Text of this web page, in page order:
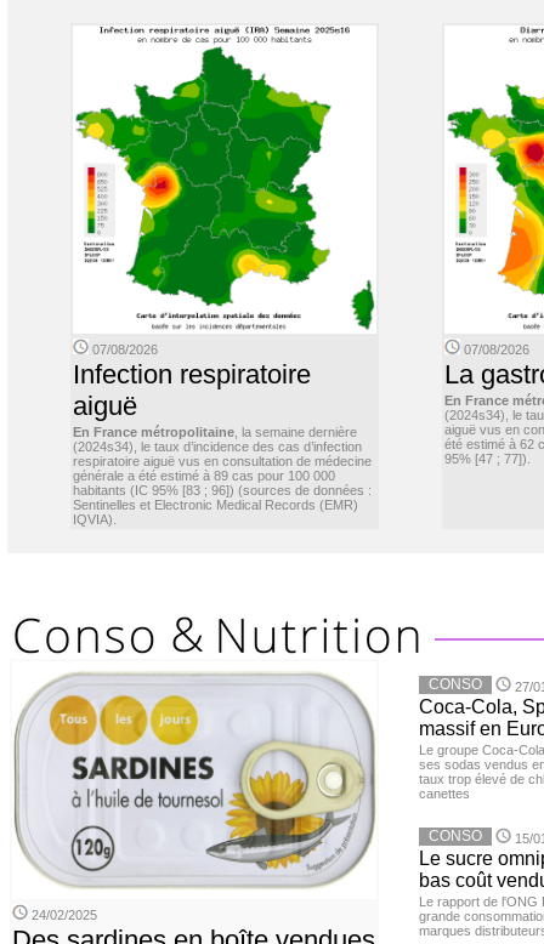
07/08/2026
Infection respiratoire
aiguë
En France métropolitaine , la semaine dernière
(2024s34), le taux d’incidence des cas d’infection
respiratoire aiguë vus en consultation de médecine
générale a été estimé à 89 cas pour 100 000
habitants (IC 95% [83 ; 96]) (sources de données :
Sentinelles et Electronic Medical Records (EMR)
IQVIA).
07/08/2026
La
En France
(2024s34), le
aiguë vus en
été estimé à 62
95% [47 ; 77]).
24/02/2025
CONSO 27/
Coca-Cola,
massif en
Le groupe Coca-
ses sodas vendus
taux trop élevé de
canettes
CONSO 15/
Le sucre
bas coût
Le rapport de l'ONG
grande
marques